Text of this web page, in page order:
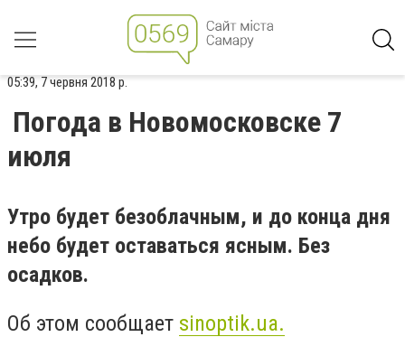
05:39, 7 червня 2018 р.
Погода в Новомосковске 7
июля
Утро будет безоблачным, и до конца дня
небо будет оставаться ясным. Без
осадков.
Об этом сообщает sinoptik.ua.